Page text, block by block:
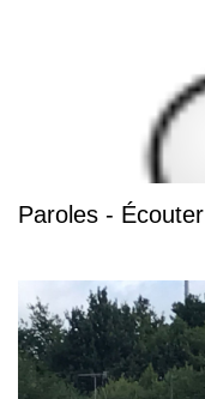
Paroles - Écouter